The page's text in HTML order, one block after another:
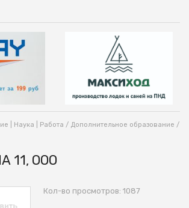
| Наука | Работа / Дополнительное образование /
11, ООО
Кол-во просмотров: 1087